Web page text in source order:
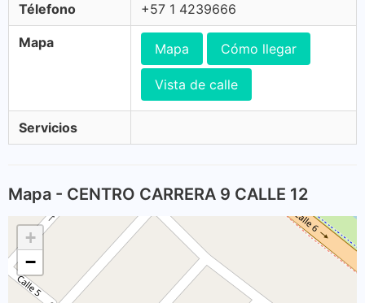
Télefono +57 1 4239666
Mapa Mapa Cómo llegar
Vista de calle
Servicios
Mapa - CENTRO CARRERA 9 CALLE 12
+
−